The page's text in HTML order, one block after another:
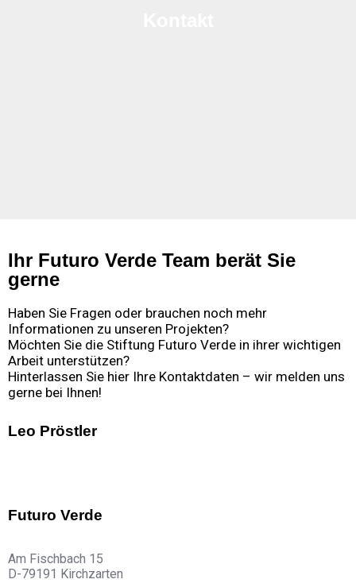
Ihr Futuro Verde Team berät Sie
gerne
Haben Sie Fragen oder brauchen noch mehr
Informationen zu unseren Projekten?
Möchten Sie die Stiftung Futuro Verde in ihrer wichtigen
Arbeit unterstützen?
Hinterlassen Sie hier Ihre Kontaktdaten – wir melden uns
gerne bei Ihnen!
Leo Pröstler
Futuro Verde
Am Fischbach 15
D-79191 Kirchzarten